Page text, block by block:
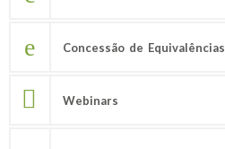
Concessão de Equivalências
Webinars